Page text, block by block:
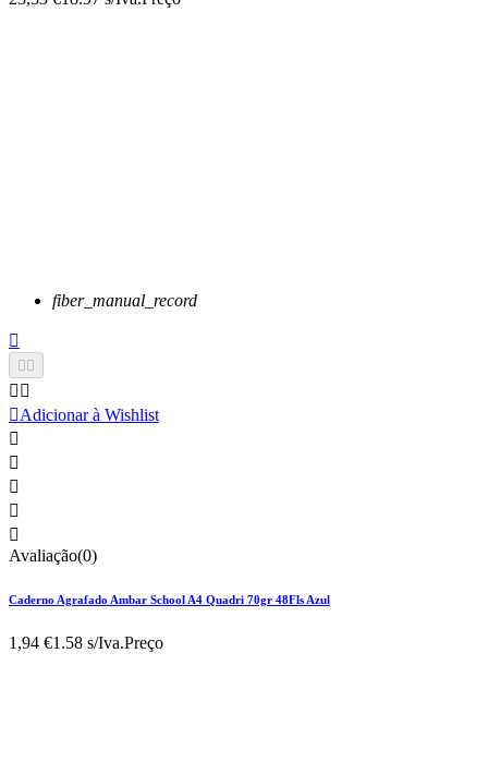
fiber_manual_record


 
Adicionar à Wishlist





Avaliação(0)
Caderno Agrafado Ambar School A4 Quadri 70gr 48Fls Azul
1,94 €1.58 s/Iva.Preço